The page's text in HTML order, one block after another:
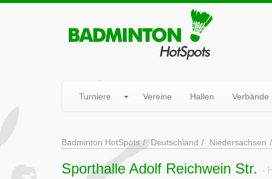
Turniere Vereine Hallen Verbände
Badminton HotSpots Deutschland Niedersachsen
Sporthalle Adolf Reichwein Str. -